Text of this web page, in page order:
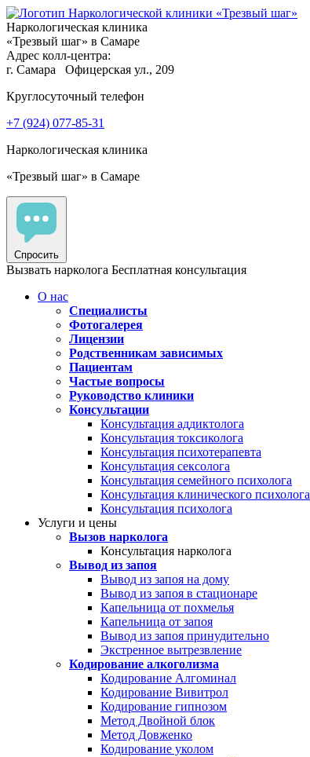
Наркологическая клиника
«Трезвый шаг» в Самаре
Адрес колл-центра:
г. Самара
Офицерская ул., 209
Круглосуточный телефон
+7 (924) 077-85-31
Наркологическая клиника
«Трезвый шаг» в Самаре
Спросить
Вызвать нарколога Бесплатная консультация
О нас
Специалисты
Фотогалерея
Лицензии
Родственникам зависимых
Пациентам
Частые вопросы
Руководство клиники
Консультации
Консультация аддиктолога
Консультация токсиколога
Консультация психотерапевта
Консультация сексолога
Консультация семейного психолога
Консультация клинического психолога
Консультация психолога
Услуги и цены
Вызов нарколога
Консультация нарколога
Вывод из запоя
Вывод из запоя на дому
Вывод из запоя в стационаре
Капельница от похмелья
Капельница от запоя
Вывод из запоя принудительно
Экстренное вытрезвление
Кодирование алкоголизма
Кодирование Алгоминал
Кодирование Вивитрол
Кодирование гипнозом
Метод Двойной блок
Метод Довженко
Кодирование уколом